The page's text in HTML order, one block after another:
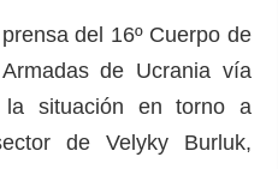
del 16º Cuerpo de
de Ucrania vía
la situación en torno a
de Velyky Burluk,